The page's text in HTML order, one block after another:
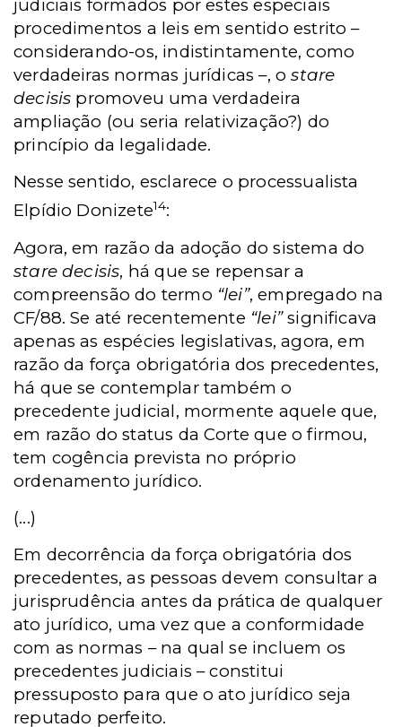
judiciais formados por estes especiais
procedimentos a leis em sentido estrito –
considerando-os, indistintamente, como
verdadeiras normas jurídicas –, ostare
decisis promoveu uma verdadeira
ampliação (ou seria relativização?) do
princípio da legalidade.
Nesse sentido, esclarece o processualista
Elpídio Donizete14:
Agora, em razão da adoção do sistema do
stare decisis, há que se repensar a
compreensão do termo “lei”, empregado na
CF/88. Se até recentemente “lei”significava
apenas as espécies legislativas, agora, em
razão da força obrigatória dos precedentes,
há que se contemplar também o
precedente judicial, mormente aquele que,
em razão do status da Corte que o firmou,
tem cogência prevista no próprio
ordenamento jurídico.
(...)
Em decorrência da força obrigatória dos
precedentes, as pessoas devem consultar a
jurisprudência antes da prática de qualquer
ato jurídico, uma vez que a conformidade
com as normas – na qual se incluem os
precedentes judiciais – constitui
pressuposto para que o ato jurídico seja
reputado perfeito.